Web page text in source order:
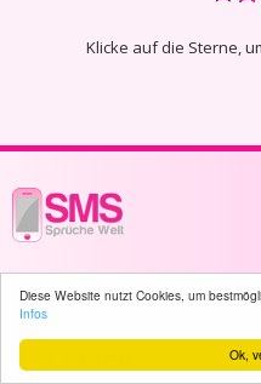
Ok,
Diese Website nutzt Cookies, um
Infos
Klicke auf die Sterne,
© 2003 - 2026 -sms-sprueche-
online